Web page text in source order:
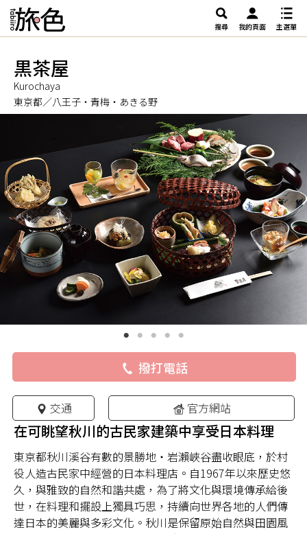
搜尋 我的頁面 主選單
黒茶屋
Kurochaya
東京都／八王子・青梅・あきる野
撥打電話
交通 官方網站
在可眺望秋川的古民家建築中享受日本料理
東京都秋川溪谷有數的景勝地・岩瀨峽谷盡收眼底，於村
役人造古民家中經營的日本料理店。自1967年以來歷史悠
久，與雅致的自然和諧共處，為了將文化與環境傳承給後
世，在料理和擺設上獨具巧思，持續向世界各地的人們傳
達日本的美麗與多彩文化。秋川是保留原始自然與田園風